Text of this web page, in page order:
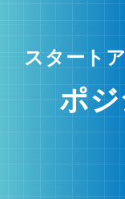
スタート
ポ